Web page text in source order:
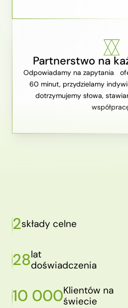
Partnerstwo na
Odpowiadamy na zapytania
60 minut, przydzielamy
dotrzymujemy słowa,
2składy celne
28lat
doświadczenia
10 000Klientów na
świecie